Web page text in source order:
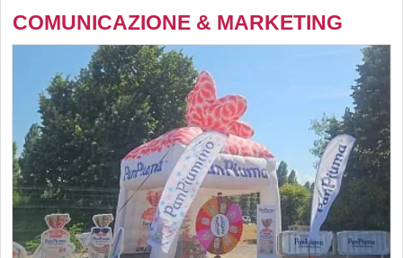
COMUNICAZIONE & MARKETING